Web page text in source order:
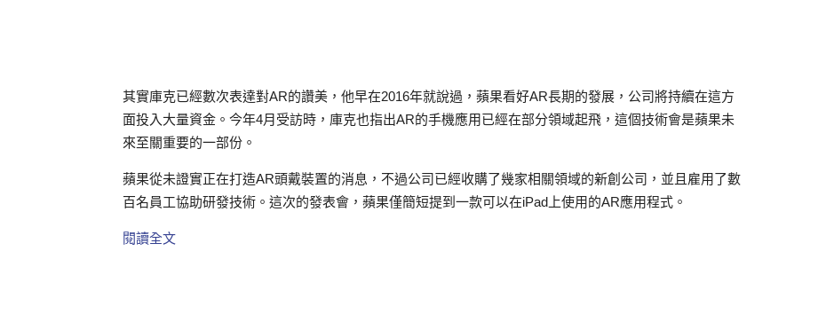
其實庫克已經數次表達對AR的讚美，他早在2016年就說過，蘋果看好AR長期的發展，公司將持續在這方
面投入大量資金。今年4月受訪時，庫克也指出AR的手機應用已經在部分領域起飛，這個技術會是蘋果未
來至關重要的一部份。
蘋果從未證實正在打造AR頭戴裝置的消息，不過公司已經收購了幾家相關領域的新創公司，並且雇用了數
百名員工協助研發技術。這次的發表會，蘋果僅簡短提到一款可以在iPad 上使用的AR應用程式。
閱讀全文